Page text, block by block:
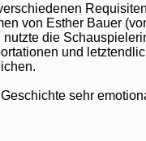
von Esther Bauer
nutzte die
und
sehr